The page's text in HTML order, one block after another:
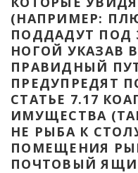
(НАПРИМЕР:
ПОДДАДУТ ПОД
НОГОЙ УКАЗАВ
ПРАВИДНЫЙ
ПРЕДУПРЕДЯТ
СТАТЬЕ 7.17
ИМУЩЕСТВА
НЕ РЫБА К
ПОМЕЩЕНИЯ
ПОЧТОВЫЙ